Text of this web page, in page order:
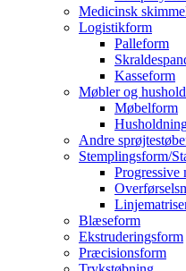
Medicinsk
Logistikform
Palleform
Kasseform
Møbler og
Møbelform
Andre
Stemplingsform/
Progressive
Blæseform
Ekstruderingsform
Præcisionsform